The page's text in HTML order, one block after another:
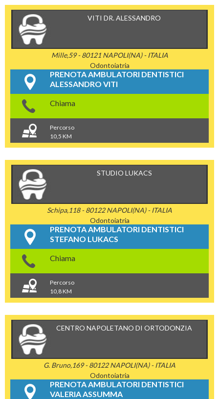
VITI DR. ALESSANDRO
Mille,59 - 80121 NAPOLI(NA) - ITALIA
Odontoiatria
PRENOTA AMBULATORI DENTISTICI
ALESSANDRO VITI
Chiama
Percorso
10,5 KM
STUDIO LUKACS
Schipa,118 - 80122 NAPOLI(NA) - ITALIA
Odontoiatria
PRENOTA AMBULATORI DENTISTICI
STEFANO LUKACS
Chiama
Percorso
10,8 KM
CENTRO NAPOLETANO DI ORTODONZIA
G. Bruno,169 - 80122 NAPOLI(NA) - ITALIA
Odontoiatria
PRENOTA AMBULATORI DENTISTICI
VALERIA ASSUMMA